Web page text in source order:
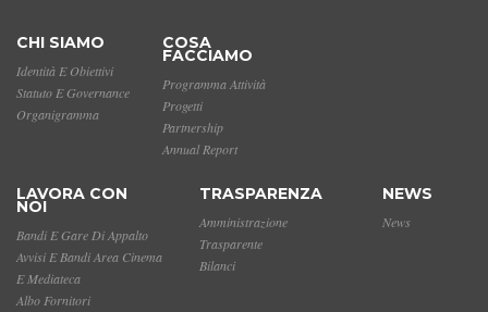
CHI SIAMO
Identità E Obiettivi
Statuto E Governance
Organigramma
COSA
FACCIAMO
Programma Attività
Progetti
Partnership
Annual Report
LAVORA CON
NOI
Bandi E Gare Di Appalto
Avvisi E Bandi Area Cinema
E Mediateca
Albo Fornitori
TRASPARENZA
Amministrazione
Trasparente
Bilanci
NEWS
News